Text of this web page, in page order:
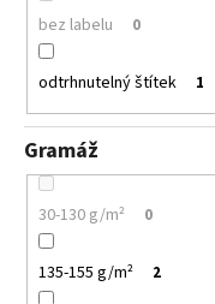
bez labelu 0
odtrhnutelný štítek 1
Gramáž
30-130 g/m² 0
135-155 g/m² 2